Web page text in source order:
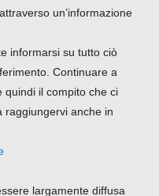
un’informazione
informarsi su tutto ciò
Continuare a
quindi il compito che ci
raggiungervi anche in
largamente diffusa